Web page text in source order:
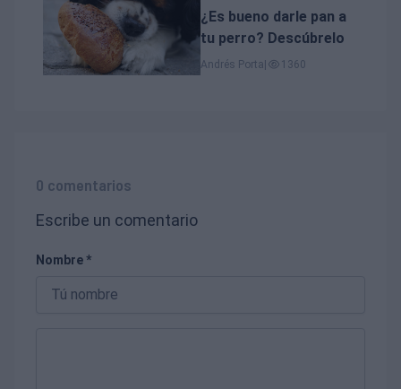
¿Es bueno darle pan a
tu perro? Descúbrelo
Andrés Porta 1360
0 comentarios
Escribe un comentario
Nombre *